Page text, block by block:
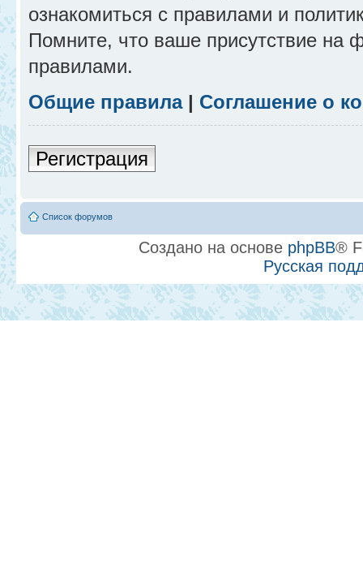
ознакомиться с правилами и
Помните, что ваше присутствие на
правилами.
Общие правила| Соглашение о
Регистрация
Список форумов
Создано на основе phpBB®
Русская